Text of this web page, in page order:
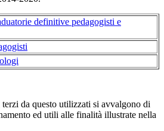
definitive pedagogisti e
da questo utilizzati si avvalgono di
ed utili alle finalità illustrate nella